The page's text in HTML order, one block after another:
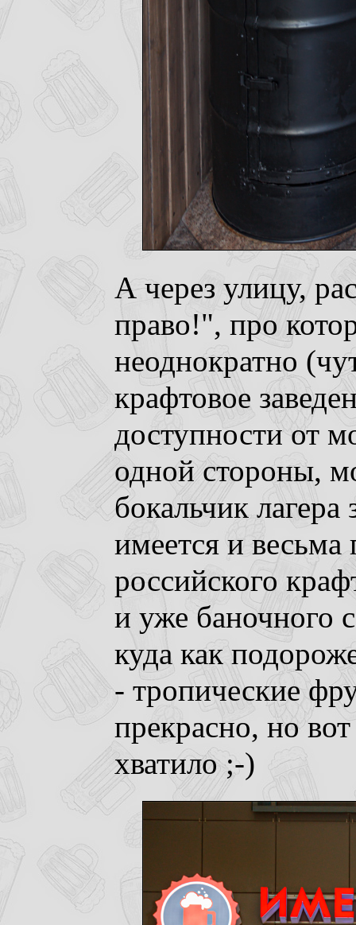
А через улицу,
право!", про
неоднократно
крафтовое
доступности от
одной стороны,
бокальчик
имеется и
российского
и уже баночного
куда как
- тропические
прекрасно, но
хватило ;-)